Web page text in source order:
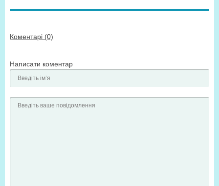
Коментарі (0)
Написати коментар